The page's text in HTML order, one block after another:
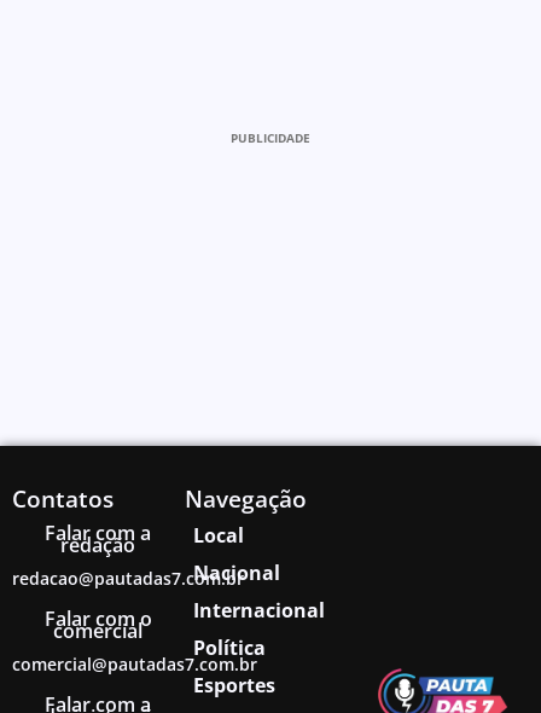
PUBLICIDADE
Contatos
Falar com a
redação
redacao@pautadas7.com.br
Falar com o
comercial
comercial@pautadas7.com.br
Falar com a
Navegação
Local
Nacional
Internacional
Política
Esportes